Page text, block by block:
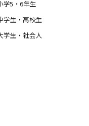
学5・6年生
学生・高校生
学生・社会人